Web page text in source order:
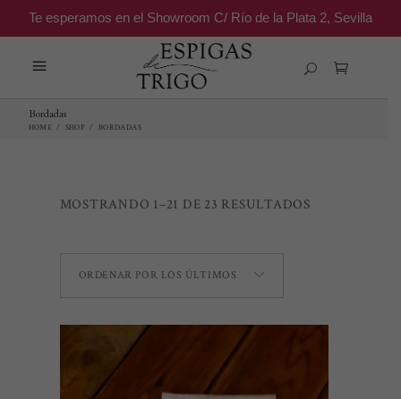
Te esperamos en el Showroom C/ Río de la Plata 2, Sevilla
Bordadas
HOME / SHOP / BORDADAS
MOSTRANDO 1–21 DE 23 RESULTADOSORDENADO
ORDENAR POR LOS ÚLTIMOS